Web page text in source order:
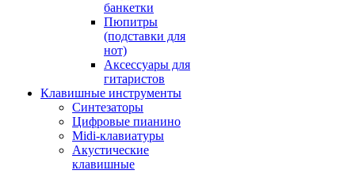
банкетки
Пюпитры
(подставки для
нот)
Аксессуары для
гитаристов
Клавишные инструменты
Синтезаторы
Цифровые пианино
Midi-клавиатуры
Акустические
клавишные